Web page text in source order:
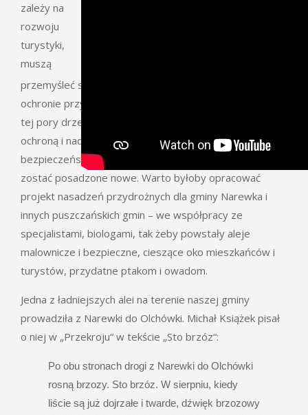
zależy na
rozwoju
turystyki,
muszą
przemyśleć swoją politykę i zrewidować myślenie o
ochronie przyrody i krajobrazu kulturowego. Ocalałe do
tej pory drzewa muszą zostać objęte szczególną
ochroną i nadzorem (fachowa pielęgnacja zapewniająca
bezpieczeństwo), w miejsce wyciętych alei powinny
zostać posadzone nowe. Warto byłoby opracować
projekt nasadzeń przydrożnych dla gminy Narewka i
innych puszczańskich gmin – we współpracy ze
specjalistami, biologami, tak żeby powstały aleje
malownicze i bezpieczne, cieszące oko mieszkańców i
turystów, przydatne ptakom i owadom.
Jedna z ładniejszych alei na terenie naszej gminy
prowadziła z Narewki do Olchówki. Michał Książek pisał
o niej w „Przekroju“ w tekście „Sto brzóz“:
Po obu stronach drogi z Narewki do Olchówki
rosną brzozy. Sto brzóz. W sierpniu, kiedy
liście są już dojrzałe i twarde, dźwięk brzozowy